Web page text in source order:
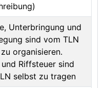
Unterbringung und
sind vom TLN
organisieren.
Riffsteuer sind
selbst zu tragen